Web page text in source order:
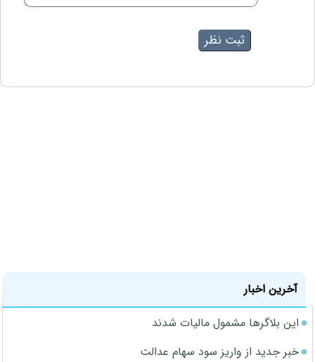
آخرین اخبار
این بلاگرها مشمول مالیات شدند
خبر جدید از واریز سود سهام عدالت